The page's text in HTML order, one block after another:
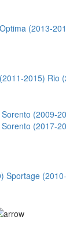
Optima (2013-
2015) Rio
Sorento (2009-
Sorento (2017-
Sportage